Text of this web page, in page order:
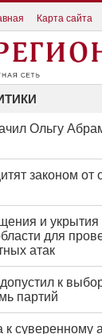
Карта сайта
Ольгу
законом от
и укрытия
для
атак
к
партий
к